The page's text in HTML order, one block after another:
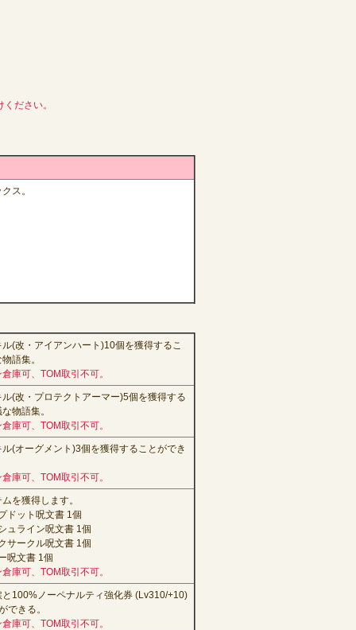
ださい。
ス。
(改・アイアンハート)10個を獲得するこ
語集。
庫可、TOM取引不可。
(改・プロテクトアーマー)5個を獲得する
物語集。
庫可、TOM取引不可。
(オーグメント)3個を獲得することができ
庫可、TOM取引不可。
を獲得します。
ドット呪文書 1個
ュライン呪文書 1個
サークル呪文書 1個
呪文書 1個
庫可、TOM取引不可。
100%ノーペナルティ強化券 (Lv310/+10)
できる。
庫可、TOM取引不可。